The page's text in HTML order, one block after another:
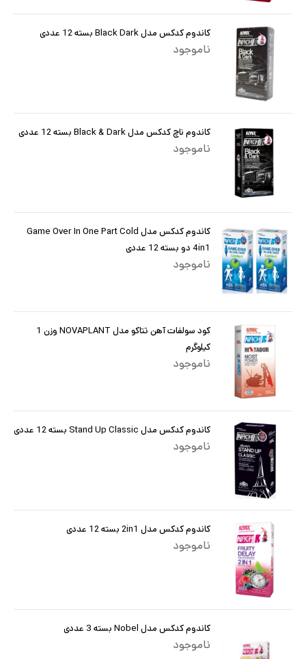
کاندوم کدکس مدل Black Dark بسته 12 عددی
ناموجود
کاندوم ناچ کدکس مدل Black & Dark بسته 12 عددی
ناموجود
کاندوم کدکس مدل Game Over In One Part Cold
4in1 دو بسته 12 عددی
ناموجود
کود سولفات آهن تتاکو مدل NOVAPLANT وزن 1
کیلوگرم
ناموجود
کاندوم کدکس مدل Stand Up Classic بسته 12 عددی
ناموجود
کاندوم کدکس مدل 2in1 بسته 12 عددی
ناموجود
کاندوم کدکس مدل Nobel بسته 3 عددی
ناموجود